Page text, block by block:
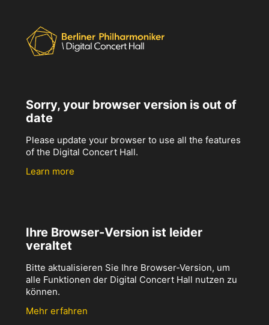
Sorry, your browser version is out of
date
Please update your browser to use all the features
of the Digital Concert Hall.
Learn more
Ihre Browser-Version ist leider
veraltet
Bitte aktualisieren Sie Ihre Browser-Version, um
alle Funktionen der Digital Concert Hall nutzen zu
können.
Mehr erfahren